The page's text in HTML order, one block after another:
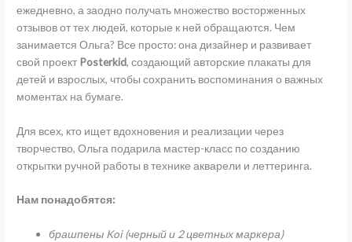
ежедневно, а заодно получать множество восторженных
отзывов от тех людей, которые к ней обращаются. Чем
занимается Ольга? Все просто: она дизайнер и развивает
свой проект Posterkid, создающий авторские плакаты для
детей и взрослых, чтобы сохранить воспоминания о важных
моментах на бумаге.
Для всех, кто ищет вдохновения и реализации через
творчество, Ольга подарила мастер-класс по созданию
открытки ручной работы в технике акварели и леттеринга.
Нам понадобятся:
брашпены Koi (черный и 2 цветных маркера)